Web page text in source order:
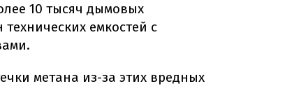
10 тысяч дымовых
емкостей с
метана из-за этих вредных